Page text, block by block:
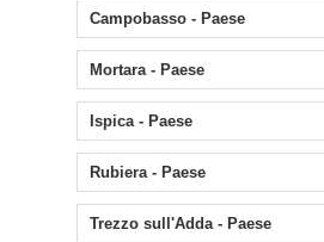
Campobasso - Paese
Mortara - Paese
Ispica - Paese
Rubiera - Paese
Trezzo sull'Adda - Paese